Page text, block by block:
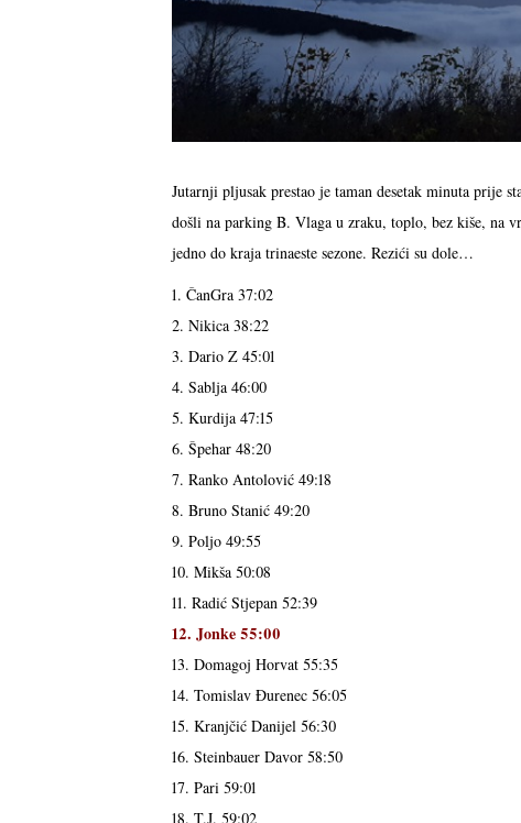
Jutarnji pljusak prestao je taman desetak minuta prije
došli na parking B. Vlaga u zraku, toplo, bez kiše, na
jedno do kraja trinaeste sezone. Rezići su dole…
1. ČanGra 37:02
2. Nikica 38:22
3. Dario Z 45:01
4. Sablja 46:00
5. Kurdija 47:15
6. Špehar 48:20
7. Ranko Antolović 49:18
8. Bruno Stanić 49:20
9. Poljo 49:55
10. Mikša 50:08
11. Radić Stjepan 52:39
12. Jonke 55:00
13. Domagoj Horvat 55:35
14. Tomislav Đurenec 56:05
15. Kranjčić Danijel 56:30
16. Steinbauer Davor 58:50
17. Pari 59:01
18. T.J. 59:02